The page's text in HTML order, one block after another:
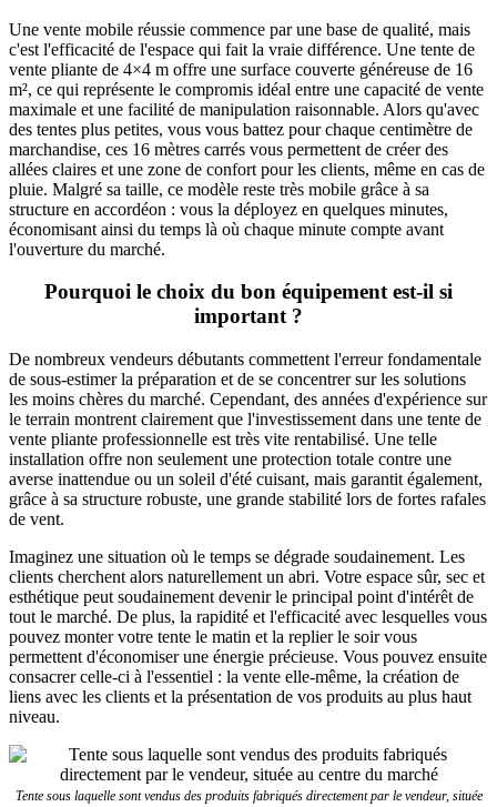
Une vente mobile réussie commence par une base de qualité, mais
c'est l'efficacité de l'espace qui fait la vraie différence. Une tente de
vente pliante de 4×4 m offre une surface couverte généreuse de 16
m², ce qui représente le compromis idéal entre une capacité de vente
maximale et une facilité de manipulation raisonnable. Alors qu'avec
des tentes plus petites, vous vous battez pour chaque centimètre de
marchandise, ces 16 mètres carrés vous permettent de créer des
allées claires et une zone de confort pour les clients, même en cas de
pluie. Malgré sa taille, ce modèle reste très mobile grâce à sa
structure en accordéon : vous la déployez en quelques minutes,
économisant ainsi du temps là où chaque minute compte avant
l'ouverture du marché.
Pourquoi le choix du bon équipement est-il si
important ?
De nombreux vendeurs débutants commettent l'erreur fondamentale
de sous-estimer la préparation et de se concentrer sur les solutions
les moins chères du marché. Cependant, des années d'expérience sur
le terrain montrent clairement que l'investissement dans une tente de
vente pliante professionnelle est très vite rentabilisé. Une telle
installation offre non seulement une protection totale contre une
averse inattendue ou un soleil d'été cuisant, mais garantit également,
grâce à sa structure robuste, une grande stabilité lors de fortes rafales
de vent.
Imaginez une situation où le temps se dégrade soudainement. Les
clients cherchent alors naturellement un abri. Votre espace sûr, sec et
esthétique peut soudainement devenir le principal point d'intérêt de
tout le marché. De plus, la rapidité et l'efficacité avec lesquelles vous
pouvez monter votre tente le matin et la replier le soir vous
permettent d'économiser une énergie précieuse. Vous pouvez ensuite
consacrer celle-ci à l'essentiel : la vente elle-même, la création de
liens avec les clients et la présentation de vos produits au plus haut
niveau.
Tente sous laquelle sont vendus des produits fabriqués directement par le vendeur, située